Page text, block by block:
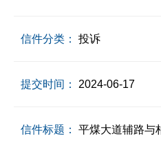
信件分类： 投诉
提交时间： 2024-06-17
信件标题： 平煤大道辅路与